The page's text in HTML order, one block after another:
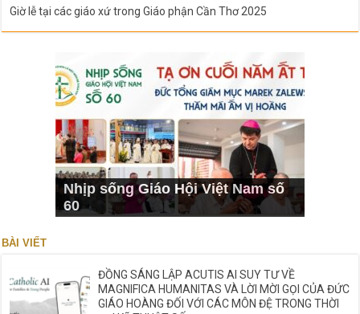
Giờ lễ tại các giáo xứ trong Giáo phận Cần Thơ 2025
Nhịp sống Giáo Hội Việt Nam số
60
BÀI VIẾT
ĐỒNG SÁNG LẬP ACUTIS AI SUY TƯ VỀ
MAGNIFICA HUMANITAS VÀ LỜI MỜI GỌI CỦA ĐỨC
GIÁO HOÀNG ĐỐI VỚI CÁC MÔN ĐỆ TRONG THỜI